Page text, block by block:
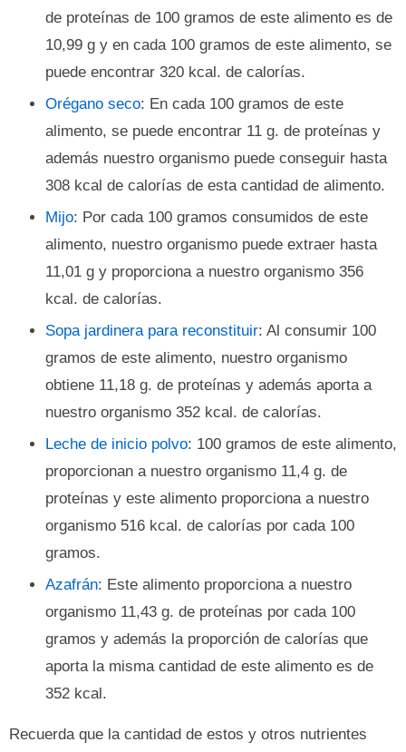
de proteínas de 100 gramos de este alimento es de
10,99 g y en cada 100 gramos de este alimento, se
puede encontrar 320 kcal. de calorías.
Orégano seco: En cada 100 gramos de este
alimento, se puede encontrar 11 g. de proteínas y
además nuestro organismo puede conseguir hasta
308 kcal de calorías de esta cantidad de alimento.
Mijo: Por cada 100 gramos consumidos de este
alimento, nuestro organismo puede extraer hasta
11,01 g y proporciona a nuestro organismo 356
kcal. de calorías.
Sopa jardinera para reconstituir: Al consumir 100
gramos de este alimento, nuestro organismo
obtiene 11,18 g. de proteínas y además aporta a
nuestro organismo 352 kcal. de calorías.
Leche de inicio polvo: 100 gramos de este alimento,
proporcionan a nuestro organismo 11,4 g. de
proteínas y este alimento proporciona a nuestro
organismo 516 kcal. de calorías por cada 100
gramos.
Azafrán: Este alimento proporciona a nuestro
organismo 11,43 g. de proteínas por cada 100
gramos y además la proporción de calorías que
aporta la misma cantidad de este alimento es de
352 kcal.
Recuerda que la cantidad de estos y otros nutrientes